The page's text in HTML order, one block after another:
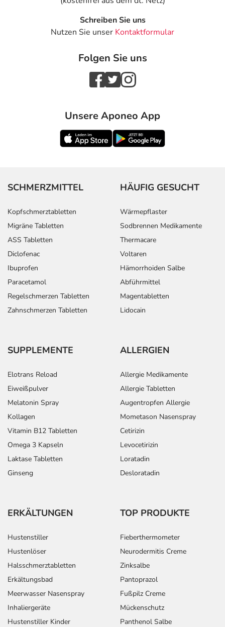
Schreiben Sie uns
Nutzen Sie unser Kontaktformular
Folgen Sie uns
Unsere Aponeo App
SCHMERZMITTEL
Kopfschmerztabletten
Migräne Tabletten
ASS Tabletten
Diclofenac
Ibuprofen
Paracetamol
Regelschmerzen Tabletten
Zahnschmerzen Tabletten
HÄUFIG GESUCHT
Wärmepflaster
Sodbrennen Medikamente
Thermacare
Voltaren
Hämorrhoiden Salbe
Abführmittel
Magentabletten
Lidocain
SUPPLEMENTE
Elotrans Reload
Eiweißpulver
Melatonin Spray
Kollagen
Vitamin B12 Tabletten
Omega 3 Kapseln
Laktase Tabletten
Ginseng
ALLERGIEN
Allergie Medikamente
Allergie Tabletten
Augentropfen Allergie
Mometason Nasenspray
Cetirizin
Levocetirizin
Loratadin
Desloratadin
ERKÄLTUNGEN
Hustenstiller
Hustenlöser
Halsschmerztabletten
Erkältungsbad
Meerwasser Nasenspray
Inhaliergeräte
Hustenstiller Kinder
TOP PRODUKTE
Fieberthermometer
Neurodermitis Creme
Zinksalbe
Pantoprazol
Fußpilz Creme
Mückenschutz
Panthenol Salbe